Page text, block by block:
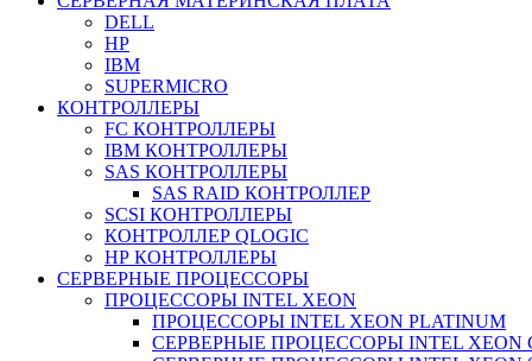
DELL
HP
IBM
SUPERMICRO
КОНТРОЛЛЕРЫ
FC КОНТРОЛЛЕРЫ
IBM КОНТРОЛЛЕРЫ
SAS КОНТРОЛЛЕРЫ
SAS RAID КОНТРОЛЛЕР
SCSI КОНТРОЛЛЕРЫ
КОНТРОЛЛЕР QLOGIC
НР КОНТРОЛЛЕРЫ
СЕРВЕРНЫЕ ПРОЦЕССОРЫ
ПРОЦЕССОРЫ INTEL XEON
ПРОЦЕССОРЫ INTEL XEON PLATINUM
СЕРВЕРНЫЕ ПРОЦЕССОРЫ INTEL XEON